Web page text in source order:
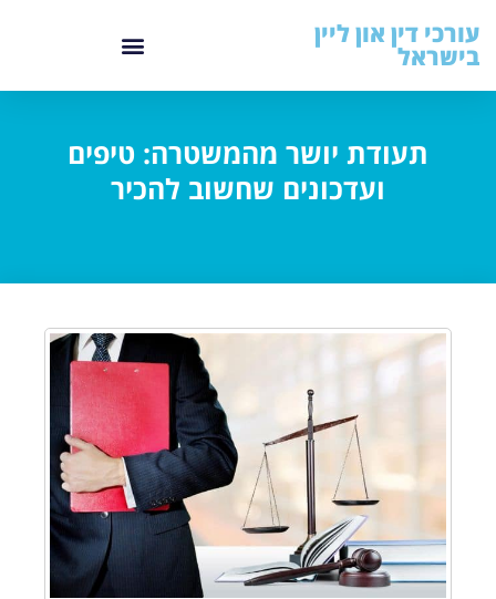
עורכי דין און ליין
בישראל
תעודת יושר מהמשטרה: טיפים
ועדכונים שחשוב להכיר